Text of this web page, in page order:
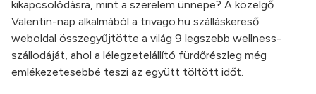
kikapcsolódásra, mint a szerelem ünnepe? A közelgő
Valentin-nap alkalmából a trivago.hu szálláskereső
weboldal összegyűjtötte a világ 9 legszebb wellness-
szállodáját, ahol a lélegzetelállító fürdőrészleg még
emlékezetesebbé teszi az együtt töltött időt.